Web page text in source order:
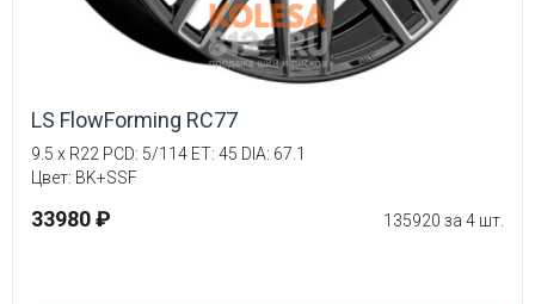
LS FlowForming RC77
9.5 x R22 PCD: 5/114 ET: 45 DIA: 67.1
Цвет: BK+SSF
33980 ₽ 135920 за 4 шт.